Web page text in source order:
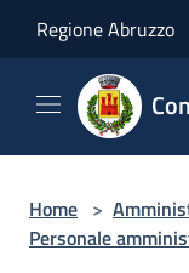
Regione Abruzzo
Home >
Personale